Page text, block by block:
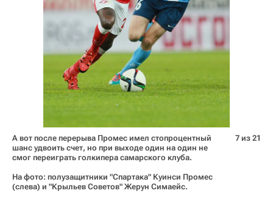
А вот после перерыва Промес имел стопроцентный
шанс удвоить счет, но при выходе один на один не
смог переиграть голкипера самарского клуба.
На фото: полузащитники "Спартака" Куинси Промес
(слева) и "Крыльев Советов" Жерун Симаейс.
7 из 21